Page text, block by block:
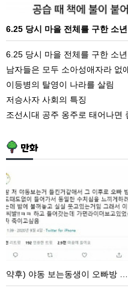
소
6.25 당시 마을 전체를 구한 소년
6.25 당시 마을 전체를 구한 소년
남자들은 모두 소아성애자라 없
이등병의 탈영이 나라를 살림
저승사자 사회의 특징
조선시대 공주 옹주로 태어나면
만화
약
후)
야
동
보
생
약후) 야동 보는동생이 오빠방 몰래 들어가면.manhwa